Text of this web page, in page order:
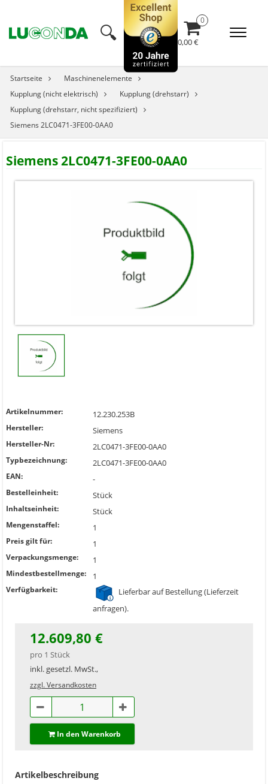
🔍︎ 0,00 €
Startseite
Maschinenelemente
Kupplung (nicht elektrisch)
Kupplung (drehstarr)
Kupplung (drehstarr, nicht spezifiziert)
Siemens 2LC0471-3FE00-0AA0
Siemens 2LC0471-3FE00-0AA0
Artikelnummer: 12.230.253B
Hersteller: Siemens
Hersteller-Nr: 2LC0471-3FE00-0AA0
Typbezeichnung: 2LC0471-3FE00-0AA0
EAN: -
Bestelleinheit: Stück
Inhaltseinheit: Stück
Mengenstaffel: 1
Preis gilt für: 1
Verpackungsmenge: 1
Mindestbestellmenge: 1
Verfügbarkeit:
Lieferbar auf Bestellung (Lieferzeit
anfragen).
12.609,80 €
pro 1 Stück
inkl. gesetzl. MwSt.,
zzgl. Versandkosten
In den Warenkorb
Artikelbeschreibung